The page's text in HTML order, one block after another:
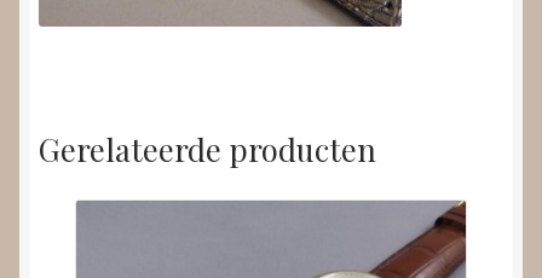
Gerelateerde producten